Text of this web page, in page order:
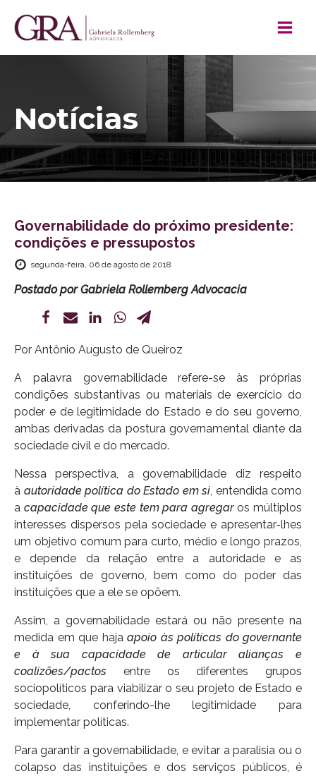
Notícias
Governabilidade do próximo presidente:
condições e pressupostos
segunda-feira, 06 de agosto de 2018
Postado porGabriela Rollemberg Advocacia
Por Antônio Augusto de Queiroz
A palavra governabilidade refere-se às próprias
condições substantivas ou materiais de exercício do
poder e de legitimidade do Estado e do seu governo,
ambas derivadas da postura governamental diante da
sociedade civil e do mercado.
Nessa perspectiva, a governabilidade diz respeito
à autoridade política do Estado em si , entendida como
a capacidade que este tem para agregaros múltiplos
interesses dispersos pela sociedade e apresentar-lhes
um objetivo comum para curto, médio e longo prazos,
e depende da relação entre a autoridade e as
instituições de governo, bem como do poder das
instituições que a ele se opõem.
Assim, a governabilidade estará ou não presente na
medida em que haja apoio às políticas do governante
e à sua capacidade de articular alianças e
coalizões/pactos entre os diferentes grupos
sociopolíticos para viabilizar o seu projeto de Estado e
sociedade, conferindo-lhe legitimidade para
implementar políticas.
Para garantir a governabilidade, e evitar a paralisia ou o
colapso das instituições e dos serviços públicos, é